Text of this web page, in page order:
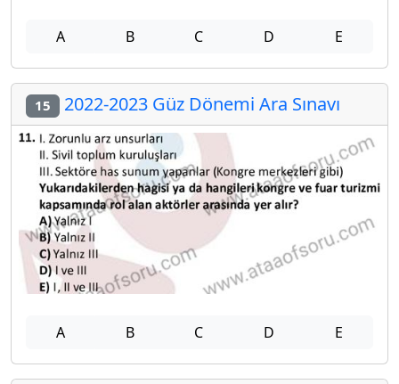
A B C D E
15 2022-2023 Güz Dönemi Ara Sınavı
A B C D E